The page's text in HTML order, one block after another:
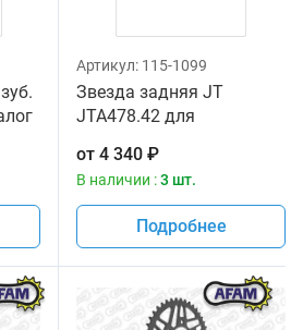
Артикул: 115-1099
Звезда задняя JT
JTA478.42 для
от 4 340 ₽
В наличии :3 шт.
Подробнее